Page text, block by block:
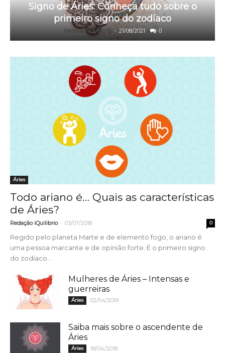
Signo de Áries: Conheça tudo sobre o
primeiro signo do zodíaco
Redação iQuilibrio - 21/08/2021 0
Áries
Todo ariano é… Quais as características
de Áries?
Redação iQuilibrio - 03/07/2018 0
Regido pelo planeta Marte e de elemento fogo, o ariano é
uma pessoa marcante e de opinião forte. É o primeiro signo
do zodíaco...
Mulheres de Áries – Intensas e
guerreiras
Áries 02/04/2019
Saiba mais sobre o ascendente de
Áries
Áries 18/04/2018